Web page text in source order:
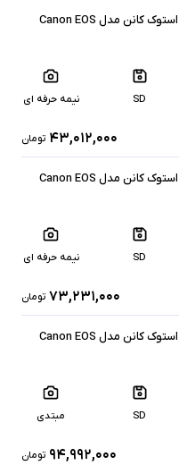
دوربین دیجیتال استوک کانن مدل Canon EOS
SD نیمه حرفه ای
۴۳,۰۱۲,۰۰۰ تومان
دوربین دیجیتال استوک کانن مدل Canon EOS
SD نیمه حرفه ای
۷۳,۲۳۱,۰۰۰ تومان
دوربین دیجیتال استوک کانن مدل Canon EOS
SD مبتدی
۹۴,۹۹۲,۰۰۰ تومان